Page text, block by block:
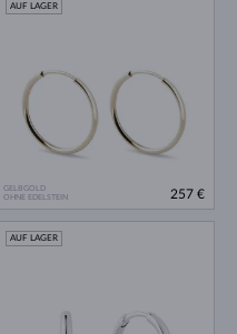
GELBGOLD
OHNE EDELSTEIN
AUF LAGER
257 €
AUF LAGER